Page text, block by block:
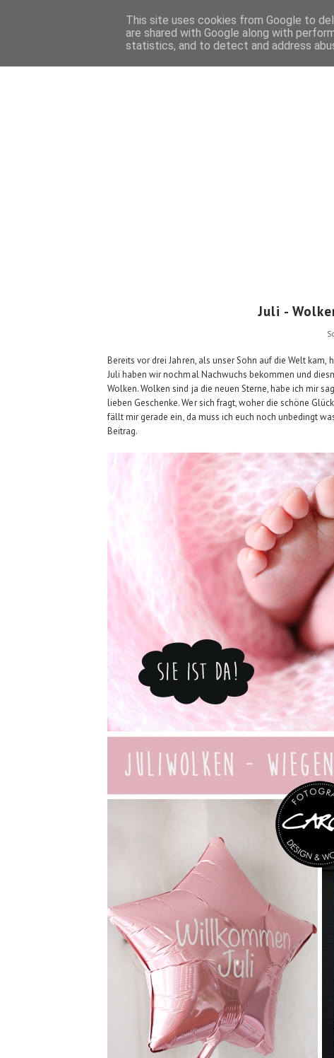
HOME FOTOGRAFIE BUCH
Juli -
Bereits vor drei Jahren, als unser Sohn auf die Welt
Juli haben wir nochmal Nachwuchs bekommen und
Wolken. Wolken sind ja die neuen Sterne, habe ich mir
lieben Geschenke. Wer sich fragt, woher die schöne
fällt mir gerade ein, da muss ich euch noch unbedingt
Beitrag.
This site uses cookies from Google to
are shared with Google along with
statistics, and to detect and address